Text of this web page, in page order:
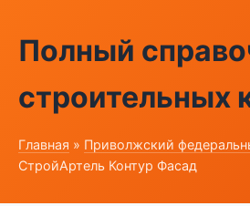
Полный
строительных
Главная » Приволжский
СтройАртель Контур Фасад